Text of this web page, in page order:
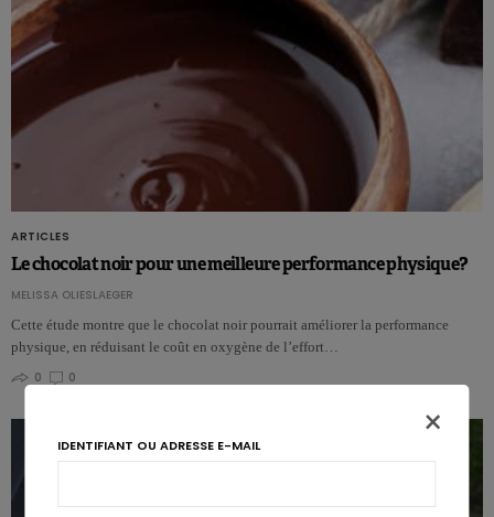
ARTICLES
Le chocolat noir pour une meilleure performance physique?
MELISSA OLIESLAEGER
Cette étude montre que le chocolat noir pourrait améliorer la performance
physique, en réduisant le coût en oxygène de l’effort…
0
0
×
IDENTIFIANT OU ADRESSE E-MAIL